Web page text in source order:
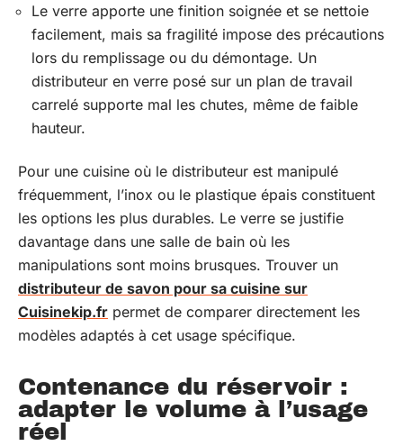
Le verre apporte une finition soignée et se nettoie
facilement, mais sa fragilité impose des précautions
lors du remplissage ou du démontage. Un
distributeur en verre posé sur un plan de travail
carrelé supporte mal les chutes, même de faible
hauteur.
Pour une cuisine où le distributeur est manipulé
fréquemment, l’inox ou le plastique épais constituent
les options les plus durables. Le verre se justifie
davantage dans une salle de bain où les
manipulations sont moins brusques. Trouver un
distributeur de savon pour sa cuisine sur
Cuisinekip.fr permet de comparer directement les
modèles adaptés à cet usage spécifique.
Contenance du réservoir :
adapter le volume à l’usage
réel